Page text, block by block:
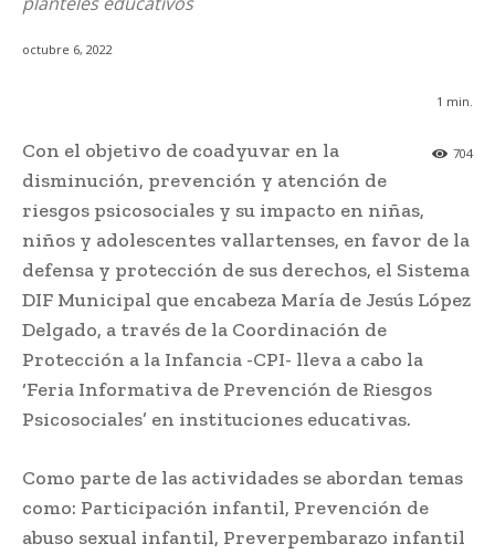
octubre 6, 2022
1 min.
704
Con el objetivo de coadyuvar en la
disminución, prevención y atención de
riesgos psicosociales y su impacto en niñas,
niños y adolescentes vallartenses, en favor de la
defensa y protección de sus derechos, el Sistema
DIF Municipal que encabeza María de Jesús López
Delgado, a través de la Coordinación de
Protección a la Infancia -CPI- lleva a cabo la
‘Feria Informativa de Prevención de Riesgos
Psicosociales’ en instituciones educativas.
Como parte de las actividades se abordan temas
como: Participación infantil, Prevención de
abuso sexual infantil, Preverpembarazo infantil